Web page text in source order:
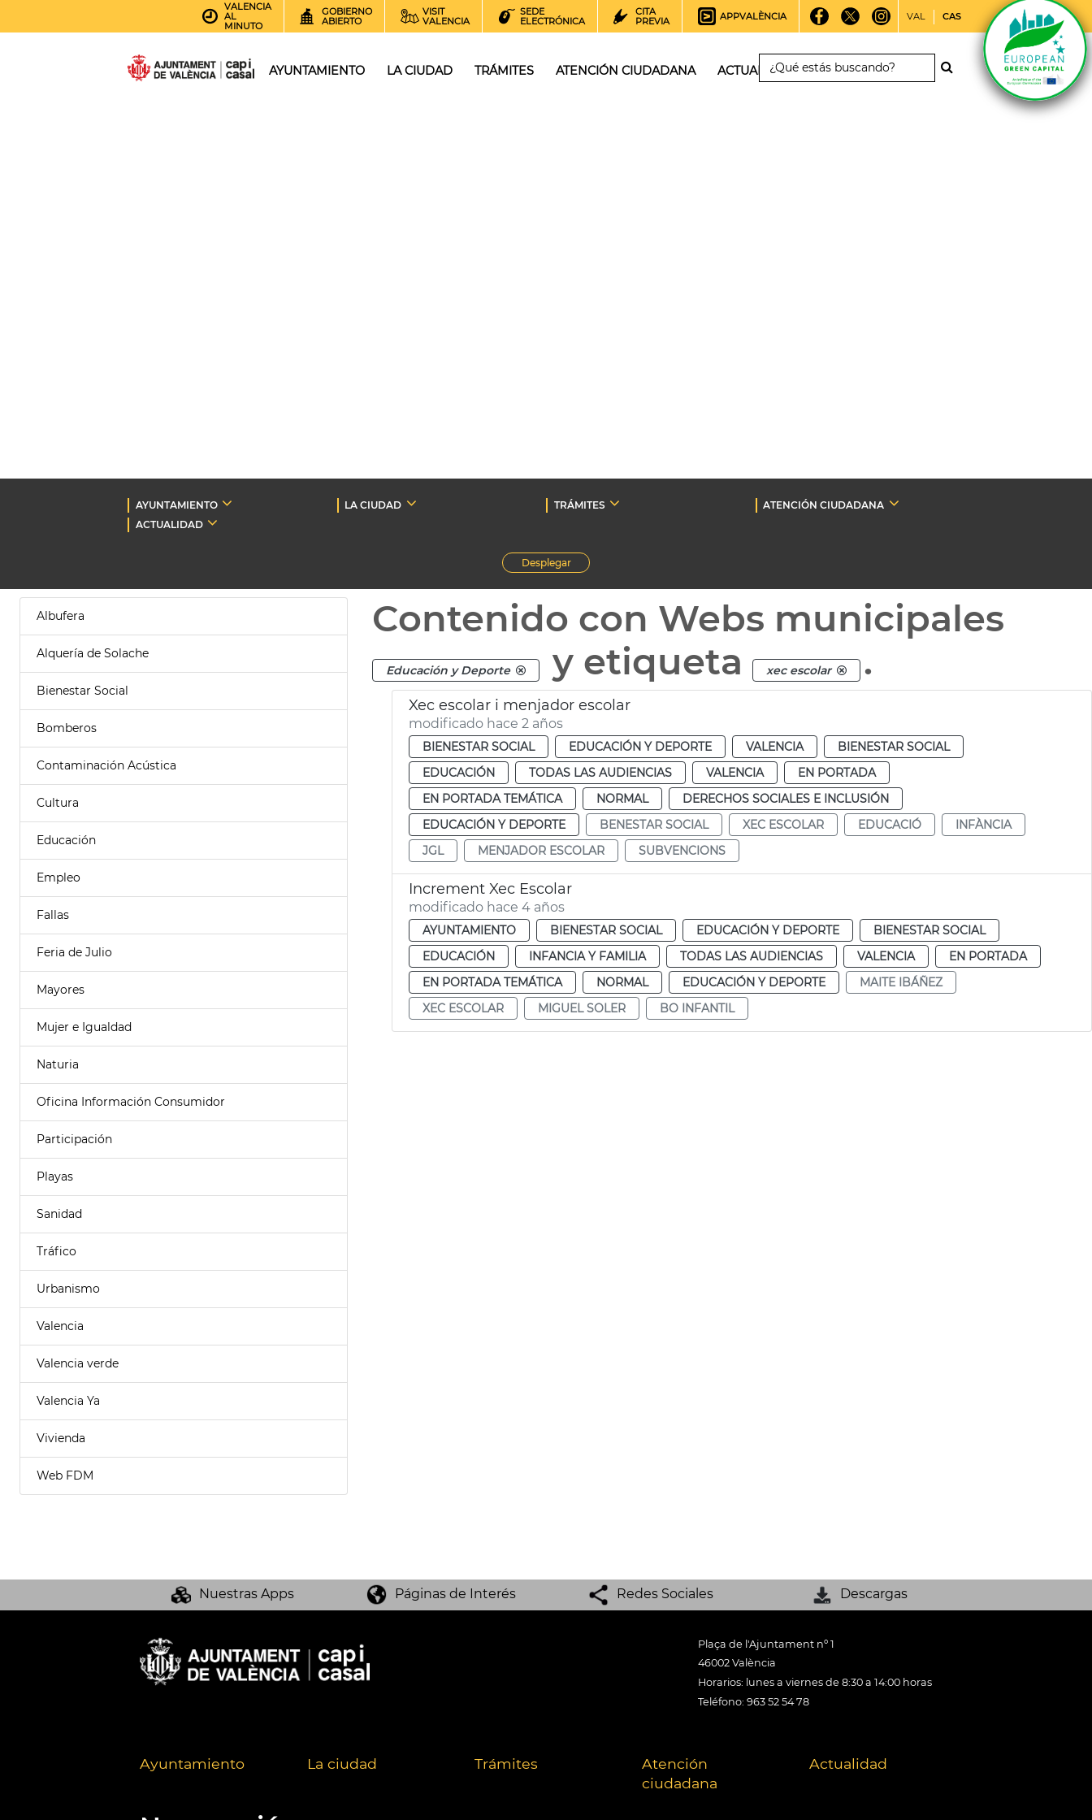
VALENCIA
AL
MINUTO
GOBIERNO
ABIERTO
VISIT
VALENCIA
SEDE
ELECTRÓNICA
CITA
PREVIA
APPVALÈNCIA VAL CAS
AYUNTAMIENTO LA CIUDAD TRÁMITES ATENCIÓN CIUDADANA ACTUALIDAD
AYUNTAMIENTO LA CIUDAD TRÁMITES
ATENCIÓN CIUDADANA
ACTUALIDAD
Desplegar
Albufera
Alquería de Solache
Bienestar Social
Bomberos
Contaminación Acústica
Cultura
Educación
Empleo
Fallas
Feria de Julio
Mayores
Mujer e Igualdad
Naturia
Oficina Información Consumidor
Participación
Playas
Sanidad
Tráfico
Urbanismo
Valencia
Valencia verde
Valencia Ya
Vivienda
Web FDM
Contenido con Webs municipales
Educación y Deporte y etiqueta xec escolar .
Xec escolar i menjador escolar
modificado hace 2 años
BIENESTAR SOCIAL EDUCACIÓN Y DEPORTE VALENCIA
BIENESTAR SOCIAL
EDUCACIÓN
TODAS LAS AUDIENCIAS VALENCIA
EN PORTADA
EN PORTADA TEMÁTICA
NORMAL
DERECHOS SOCIALES E INCLUSIÓN
EDUCACIÓN Y DEPORTE
BENESTAR SOCIAL XEC ESCOLAR EDUCACIÓ
INFÀNCIA
JGL
MENJADOR ESCOLAR SUBVENCIONS
Increment Xec Escolar
modificado hace 4 años
AYUNTAMIENTO BIENESTAR SOCIAL EDUCACIÓN Y DEPORTE
BIENESTAR SOCIAL
EDUCACIÓN
INFANCIA Y FAMILIA TODAS LAS AUDIENCIAS VALENCIA
EN PORTADA
EN PORTADA TEMÁTICA
NORMAL EDUCACIÓN Y DEPORTE
MAITE IBÁÑEZ
XEC ESCOLAR
MIGUEL SOLER BO INFANTIL
Nuestras Apps Páginas de Interés Redes Sociales Descargas
Plaça de l'Ajuntament nº 1
46002 València
Horarios: lunes a viernes de 8:30 a 14:00 horas
Teléfono: 963 52 54 78
Ayuntamiento La ciudad Trámites
Atención
ciudadana
Actualidad